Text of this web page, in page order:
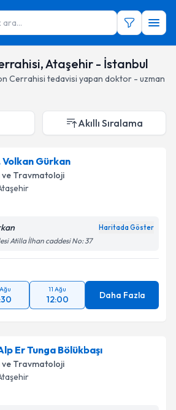
ara...
Ataşehir - İstanbul
Cerrahisi tedavisi yapan doktor - uzman
Akıllı Sıralama
Volkan Gürkan
Travmatoloji
Haritada Göster
Atilla İlhan caddesi No: 37
11 Ağu
12:00 Daha Fazla
Er Tunga Bölükbaşı
Travmatoloji